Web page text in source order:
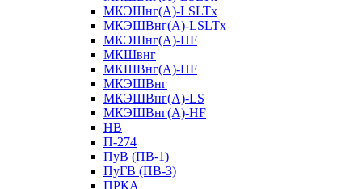
МКЭШнг(А)-LSLTx
МКЭШВнг(A)-LSLTx
МКЭШнг(А)-HF
МКШвнг
МКШВнг(А)-HF
МКЭШВнг
МКЭШВнг(А)-LS
МКЭШВнг(А)-HF
НВ
П-274
ПуВ (ПВ-1)
ПуГВ (ПВ-3)
ПРКА